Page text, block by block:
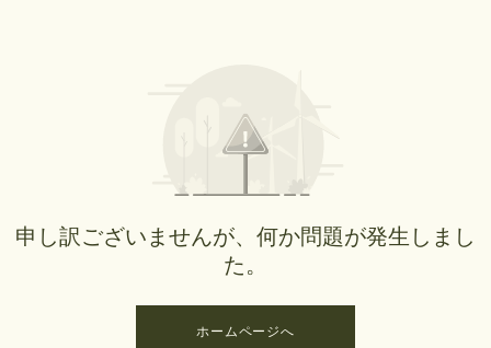
申し訳ございませんが、何か問題が発生しまし
た。
ホームページへ